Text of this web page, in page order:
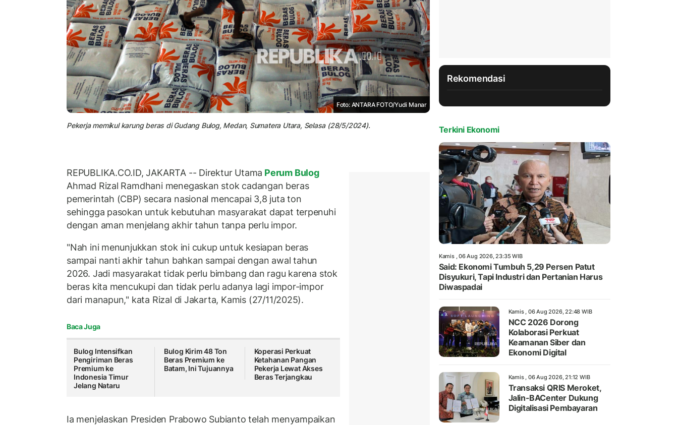
Foto: ANTARA FOTO/Yudi Manar
Pekerja memikul karung beras di Gudang Bulog, Medan, Sumatera Utara, Selasa (28/5/2024).
REPUBLIKA.CO.ID, JAKARTA -- Direktur Utama Perum Bulog
Ahmad Rizal Ramdhani menegaskan stok cadangan beras
pemerintah (CBP) secara nasional mencapai 3,8 juta ton
sehingga pasokan untuk kebutuhan masyarakat dapat terpenuhi
dengan aman menjelang akhir tahun tanpa perlu impor.
"Nah ini menunjukkan stok ini cukup untuk kesiapan beras
sampai nanti akhir tahun bahkan sampai dengan awal tahun
2026. Jadi masyarakat tidak perlu bimbang dan ragu karena stok
beras kita mencukupi dan tidak perlu adanya lagi impor-impor
dari manapun," kata Rizal di Jakarta, Kamis (27/11/2025).
Baca Juga
Bulog Intensifkan
Pengiriman Beras
Premium ke
Indonesia Timur
Jelang Nataru
Bulog Kirim 48 Ton
Beras Premium ke
Batam, Ini Tujuannya
Koperasi Perkuat
Ketahanan Pangan
Pekerja Lewat Akses
Beras Terjangkau
Ia menjelaskan Presiden Prabowo Subianto telah menyampaikan
Rekomendasi
Terkini Ekonomi
Kamis , 06 Aug 2026, 23:35 WIB
Said: Ekonomi Tumbuh 5,29 Persen Patut
Disyukuri, Tapi Industri dan Pertanian Harus
Diwaspadai
Kamis , 06 Aug 2026, 22:48 WIB
NCC 2026 Dorong
Kolaborasi Perkuat
Keamanan Siber dan
Ekonomi Digital
Kamis , 06 Aug 2026, 21:12 WIB
Transaksi QRIS Meroket,
Jalin-BACenter Dukung
Digitalisasi Pembayaran